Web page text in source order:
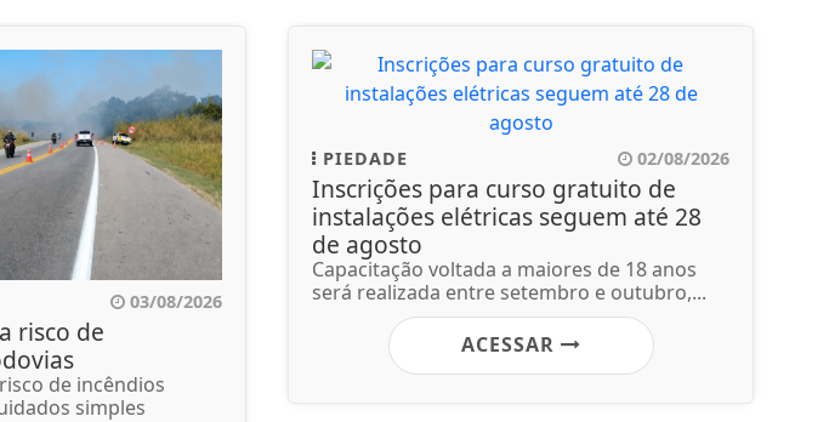
03/08/2026
risco de
de incêndios
simples
PIEDADE 02/08/2026
Inscrições para curso gratuito de
instalações elétricas seguem até 28
de agosto
Capacitação voltada a maiores de 18 anos
será realizada entre setembro e outubro,...
ACESSAR